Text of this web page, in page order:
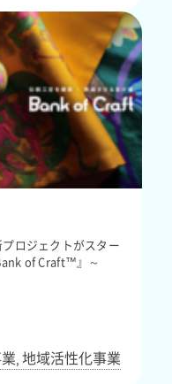
ロジェクトがスター
of Craft™』～
,地域活性化事業